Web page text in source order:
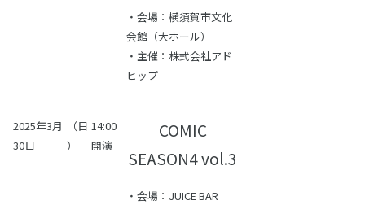
・会場：横須賀市文化
会館（大ホール）
・主催：株式会社アド
ヒップ
2025年3月
30日
（日
）
14:00
開演
COMIC
SEASON4 vol.3
・会場：JUICE BAR